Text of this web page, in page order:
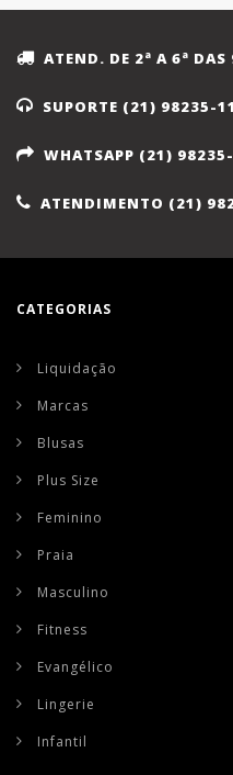
ATEND. DE 2ª A 6ª
SUPORTE (21) 98235-
WHATSAPP (21)
ATENDIMENTO (21)
CATEGORIAS
Liquidação
Marcas
Blusas
Plus Size
Feminino
Praia
Masculino
Fitness
Evangélico
Lingerie
Infantil